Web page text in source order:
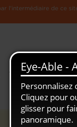
l'intermédiaire de ce
Recherche
Toute